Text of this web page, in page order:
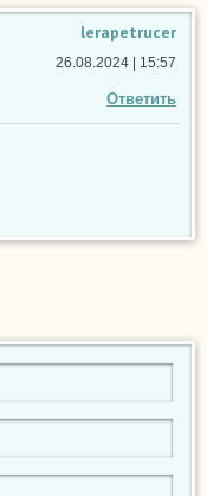
lerapetrucer
Ответить
26.08.2024 | 15:57